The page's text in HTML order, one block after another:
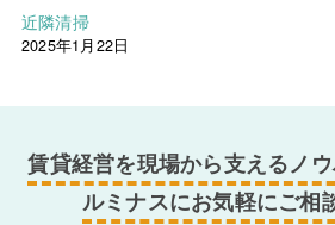
近隣清掃
2025年1月22日
賃貸経営を現場から支えるノウ
ルミナスにお気軽にご相